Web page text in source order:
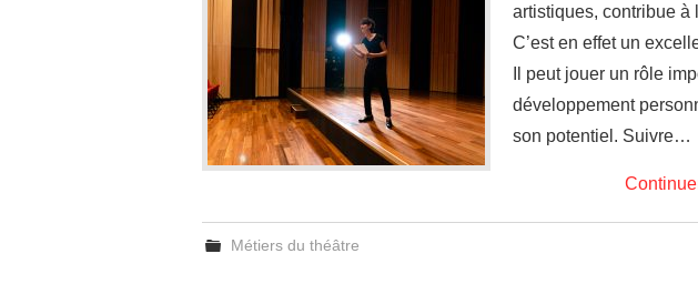
artistiques, contribue à
C’est en effet un
Il peut jouer un rôle
développement
son potentiel. Suivre…
Métiers du théâtre